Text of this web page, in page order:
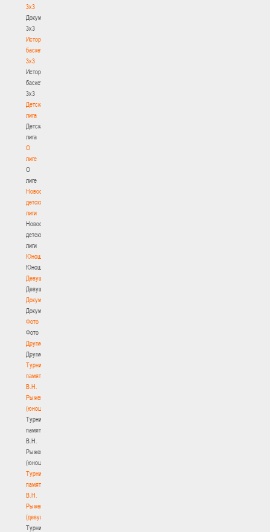
3х3
Документы
3х3
История
баскетбола
3х3
История
баскетбола
3х3
Детская
лига
Детская
лига
О
лиге
О
лиге
Новости
детской
лиги
Новости
детской
лиги
Юноши
Юноши
Девушки
Девушки
Документы
Документы
Фото
Фото
Другие
Другие
Турнир
памяти
В.Н.
Рыженкова
(юноши)
Турнир
памяти
В.Н.
Рыженкова
(юноши)
Турнир
памяти
В.Н.
Рыженкова
(девушки)
Турнир